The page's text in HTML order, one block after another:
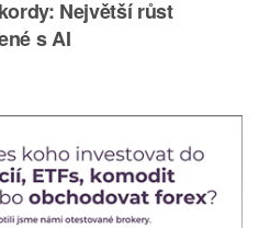
Největší růst
s AI